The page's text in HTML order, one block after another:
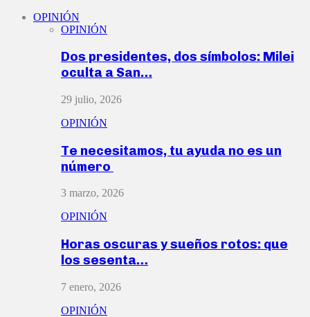
OPINIÓN
OPINIÓN
Dos presidentes, dos símbolos: Milei
oculta a San…
29 julio, 2026
OPINIÓN
Te necesitamos, tu ayuda no es un
número
3 marzo, 2026
OPINIÓN
Horas oscuras y sueños rotos: que
los sesenta…
7 enero, 2026
OPINIÓN